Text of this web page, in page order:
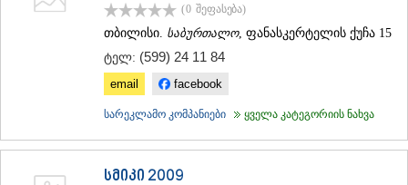
(0 შეფასება)
თბილისი. საბურთალო, ფანასკერტელის ქუჩა 15
ტელ: (599) 24 11 84
email facebook
სარეკლამო კომპანიები ყველა კატეგორიის ნახვა
სმიკი 2009